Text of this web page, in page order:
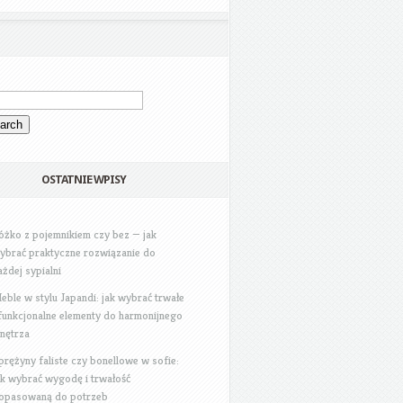
OSTATNIE WPISY
z pojemnikiem czy bez — jak
praktyczne rozwiązanie do
sypialni
w stylu Japandi: jak wybrać trwałe
elementy do harmonijnego
faliste czy bonellowe w sofie:
wybrać wygodę i trwałość
do potrzeb